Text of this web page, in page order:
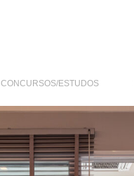
CONCURSOS/ESTUDOS